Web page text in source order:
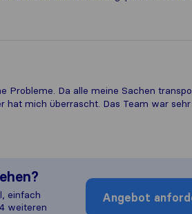
Probleme. Da alle meine Sachen
mich überrascht. Das Team war
einfach
weiteren
Angebot